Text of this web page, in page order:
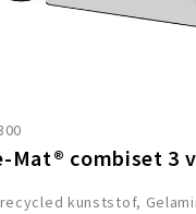
kunststof,